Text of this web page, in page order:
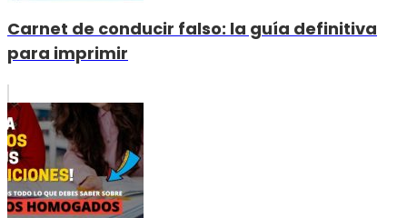
Carnet de conducir falso: la guía definitiva
para imprimir